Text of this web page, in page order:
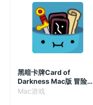
黑暗卡牌Card of
Darkness Mac版 冒险游
戏 v1.1.5
Mac游戏